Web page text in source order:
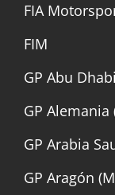
FIA
FIM
GP Abu
GP Alemania
GP Arabia
GP Aragón